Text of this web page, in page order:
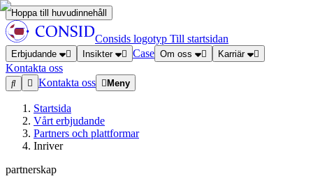
Hoppa till huvudinnehåll
Consids logotyp Till startsidan
Erbjudande Insikter Case Om oss Karriär
Kontakta oss
Kontakta oss
Meny
Startsida
Vårt erbjudande
Partners och plattformar
Inriver
partnerskap